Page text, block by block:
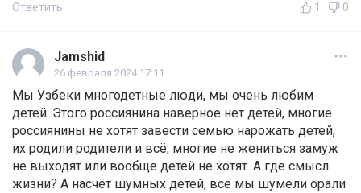
Ответить 1 0
Jamshid
26 февраля 2024 17:11
Мы Узбеки многодетные люди, мы очень любим
детей. Этого россиянина наверное нет детей, многие
россиянины не хотят завести семью нарожать детей,
их родили родители и всё, многие не жениться замуж
не выходят или вообще детей не хотят. А где смысл
жизни? А насчёт шумных детей, все мы шумели орали